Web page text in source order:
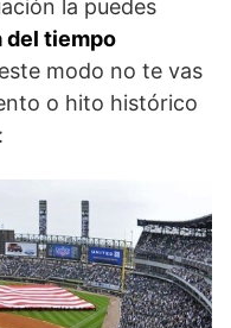
la puedes
del tiempo
modo no te vas
o hito histórico